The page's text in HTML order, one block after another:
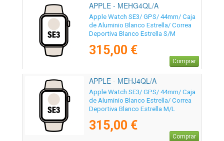
APPLE - MEHG4QL/A
Apple Watch SE3/ GPS/ 44mm/ Caja
de Aluminio Blanco Estrella/ Correa
Deportiva Blanco Estrella S/M
315,00 €
Comprar
APPLE - MEHJ4QL/A
Apple Watch SE3/ GPS/ 44mm/ Caja
de Aluminio Blanco Estrella/ Correa
Deportiva Blanco Estrella M/L
315,00 €
Comprar